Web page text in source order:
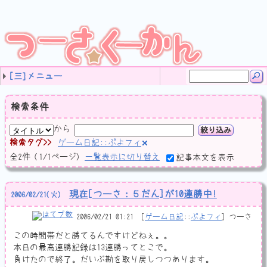
[三]メニュー
タグご案内 (11)
音楽 (83)
カケラ (11)
リミックス (24)
オリジナル作品 (33)
耳コピ (4)
ノート (11)
ソフトウェア (19)
Windows (17)
Perl (1)
プログラミング (71)
HSP3 (28)
GSDK (2)
C# (22)
SlimDX (3)
チラ裏 (1)
JavaScript (1)
C++ (12)
ネットワーク (1)
計算機な日記 (159)
ソフト作り (53)
動画エンコード (3)
算数学 (6)
ボクと計算機 (51)
ケータイ (5)
プロコン (31)
未分類 (8)
サイト運営 (64)
SBカスタマイズ (4)
アクセス解析 (1)
運営方針 (14)
サイトマップ (2)
JavaScript (4)
スパム対策 (5)
HTML (4)
デザイン (7)
ウェブ拍手 (2)
adiary (12)
未分類 (5)
ネットネタ (63)
ナントカ検定 (3)
バトン (11)
ナントカ診断 (11)
Webスクラップ (28)
動画 (9)
ゲーム日記 (64)
画面撮影 (2)
未分類 (20)
DJMAX (8)
ぷよフィ (2)
クリボー (2)
フラッシュ系 (3)
LunaticRave (10)
TopCoder (11)
JOYSOUND (5)
Web開発 (4)
PHP (2)
GoogleCloudPlatform (1)
のんびり日記 (348)
のんびり日記 (129)
お出かけ (47)
ココロノウチガワ (77)
受験勉強 (19)
大学 (30)
サークル (40)
仕事観 (3)
レビュー (46)
音楽 (13)
小説 (4)
アニメ (14)
ラノベ (5)
コミック (4)
ゲーム (6)
独り言 (42)
未分類 (15)
(none) (21)
最近の記事
9月のカラオケ🎤まとめ
8月のカラオケ🎤まとめ
2024-08-07
田村ゆかりさんのライブツアー LOVE ♡ LIVE 2024 *Honey
LIVE JUNGLE 2024 SAFARI 01,02 (三重県営サンアリーナ)
今週は特に生産的なことはしなかった
ぱねりあ OST!
名称未設定
もうおっさんずっと anemoscope とか ornithopter とかし
自宅鯖りぷれーす
値のビット幅を拡縮するとき
自宅鯖その後
C++20のコルーチンでタスクシステム(？)作ってみた
フレッツ光クロスを今すぐに契約すべきではない2つの理由
JavaScript 非同期処理
C++でJSONを読み書き
検索条件
から
絞り込み
検索タグ
ゲーム日記::ぷよフィ
全2件 (1/1ページ) 一覧表示に切り替え 記事本文を表示
2006/02/21(火) 現在[つーさ：５だん]が10連勝中!
2006/02/21 01:21 ゲーム日記 :: ぷよフィ つーさ
この時間帯だと勝てるんですけどねぇ。。
本日の最高連勝記録は13連勝ってとこで。
負けたので終了。だいぶ勘を取り戻しつつあります。